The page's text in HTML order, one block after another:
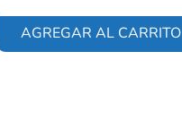
AGREGAR AL CARRITO